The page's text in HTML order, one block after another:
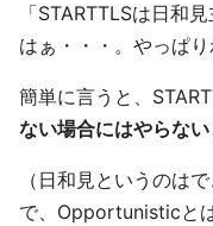
「STARTTLSは日和見
はぁ・・・。やっぱ
簡単に言うと、
ない場合にはやらない
（日和見というのは
で、Opportunisticと